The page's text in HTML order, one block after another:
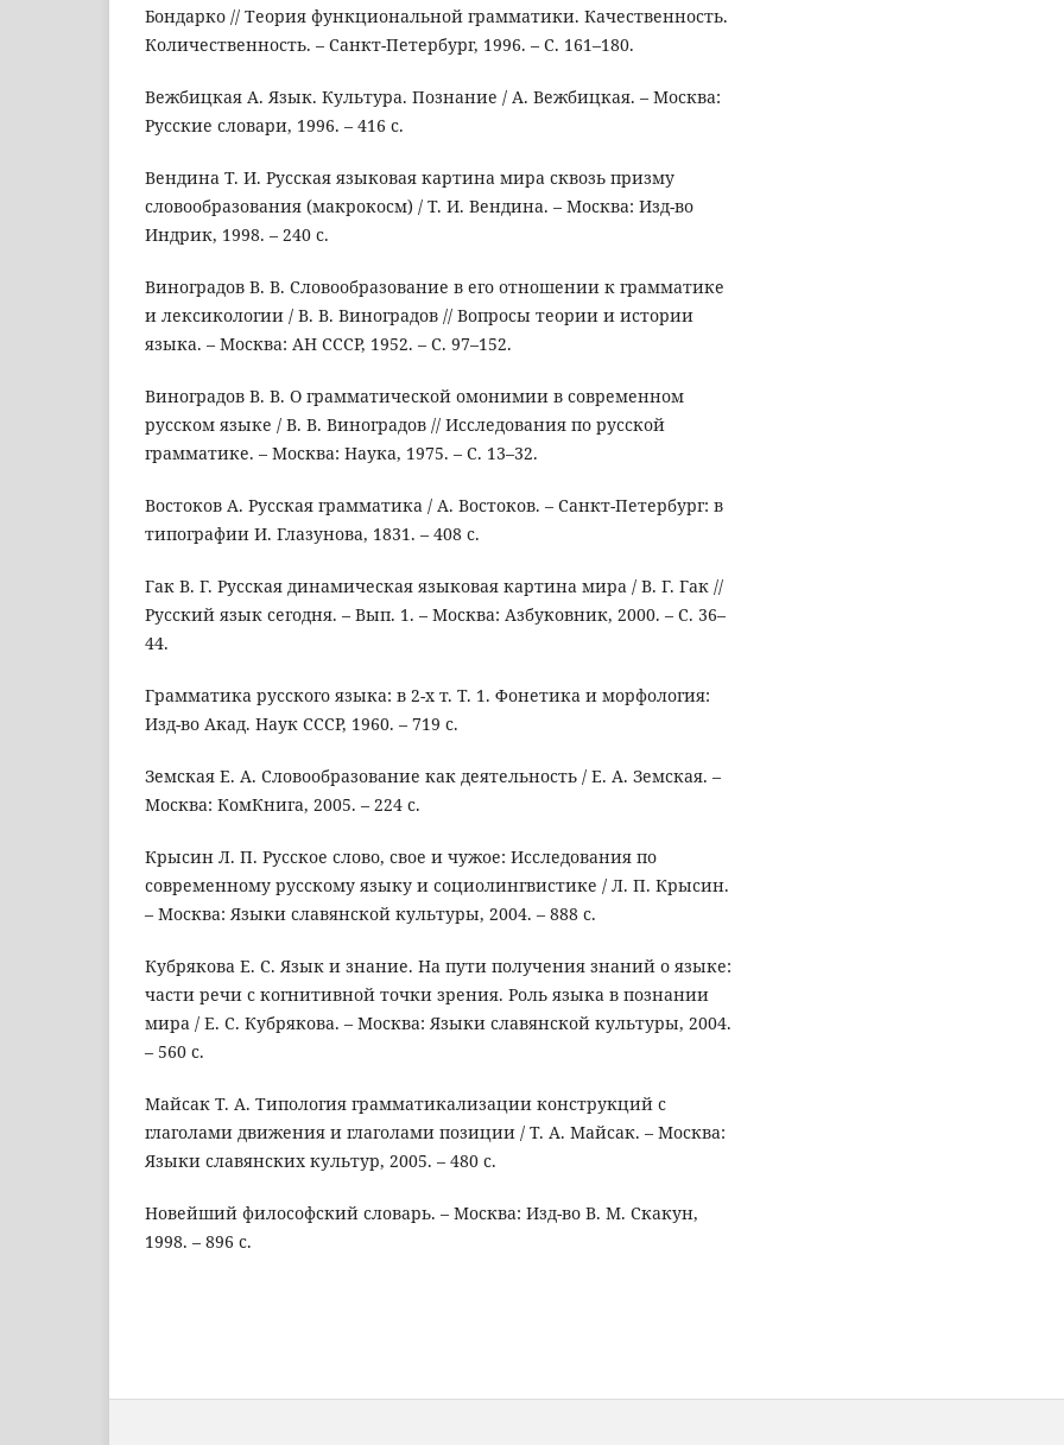
Бондарко // Теория функциональной грамматики. Качественность.
Количественность. – Санкт-Петербург, 1996. – С. 161–180.
Вежбицкая А. Язык. Культура. Познание / А. Вежбицкая. – Москва:
Русские словари, 1996. – 416 с.
Вендина Т. И. Русская языковая картина мира сквозь призму
словообразования (макрокосм) / Т. И. Вендина. – Москва: Изд-во
Индрик, 1998. – 240 с.
Виноградов В. В. Словообразование в его отношении к грамматике
и лексикологии / В. В. Виноградов // Вопросы теории и истории
языка. – Москва: АН СССР, 1952. – С. 97–152.
Виноградов В. В. О грамматической омонимии в современном
русском языке / В. В. Виноградов // Исследования по русской
грамматике. – Москва: Наука, 1975. – С. 13–32.
Востоков А. Русская грамматика / А. Востоков. – Санкт-Петербург: в
типографии И. Глазунова, 1831. – 408 с.
Гак В. Г. Русская динамическая языковая картина мира / В. Г. Гак //
Русский язык сегодня. – Вып. 1. – Москва: Азбуковник, 2000. – С. 36–
44.
Грамматика русского языка: в 2-х т. Т. 1. Фонетика и морфология:
Изд-во Акад. Наук СССР, 1960. – 719 с.
Земская Е. А. Словообразование как деятельность / Е. А. Земская. –
Москва: КомКнига, 2005. – 224 с.
Крысин Л. П. Русское слово, свое и чужое: Исследования по
современному русскому языку и социолингвистике / Л. П. Крысин.
– Москва: Языки славянской культуры, 2004. – 888 с.
Кубрякова Е. С. Язык и знание. На пути получения знаний о языке:
части речи с когнитивной точки зрения. Роль языка в познании
мира / Е. С. Кубрякова. – Москва: Языки славянской культуры, 2004.
– 560 с.
Майсак Т. А. Типология грамматикализации конструкций с
глаголами движения и глаголами позиции / Т. А. Майсак. – Москва:
Языки славянских культур, 2005. – 480 с.
Новейший философский словарь. – Москва: Изд-во В. М. Скакун,
1998. – 896 с.